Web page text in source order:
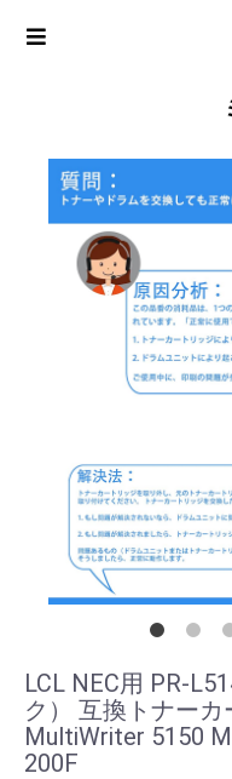
LCL NEC用 PR-
ク） 互換トナーカ
MultiWriter 5150
200F